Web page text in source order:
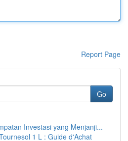
Report Page
Go
Investasi yang Menjanji...
1 L : Guide d'Achat